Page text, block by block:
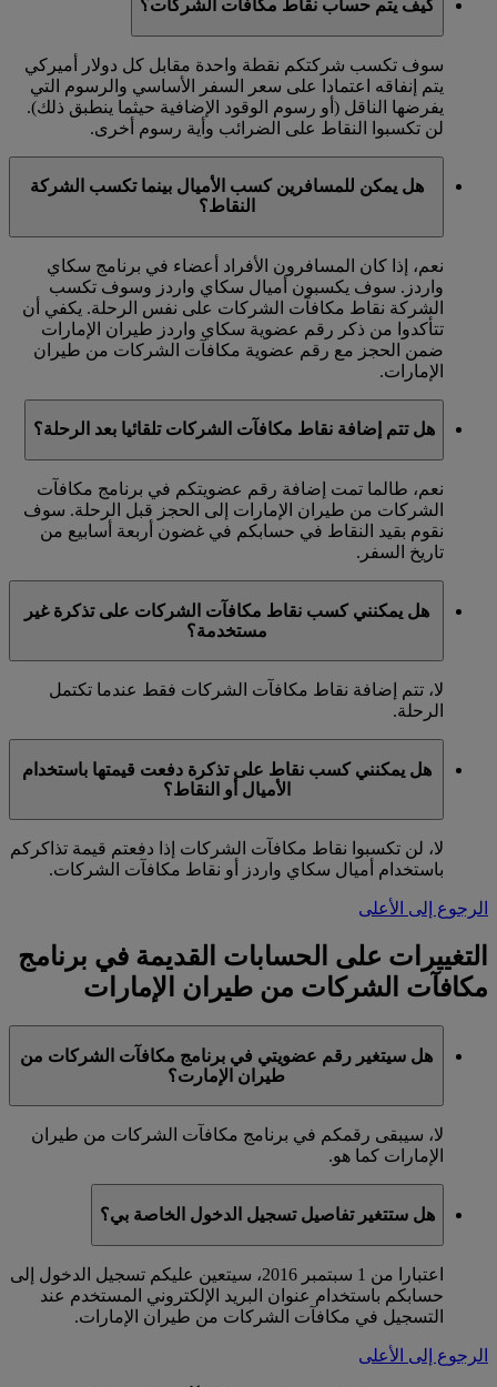
كيف يتم حساب نقاط مكافآت الشركات؟
سوف تكسب شركتكم نقطة واحدة مقابل كل دولار أميركي
يتم إنفاقه اعتمادا على سعر السفر الأساسي والرسوم التي
يفرضها الناقل (أو رسوم الوقود الإضافية حيثما ينطبق ذلك).
لن تكسبوا النقاط على الضرائب وأية رسوم أخرى.
هل يمكن للمسافرين كسب الأميال بينما تكسب الشركة
النقاط؟
نعم، إذا كان المسافرون الأفراد أعضاء في برنامج سكاي
واردز. سوف يكسبون أميال سكاي واردز وسوف تكسب
الشركة نقاط مكافآت الشركات على نفس الرحلة. يكفي أن
تتأكدوا من ذكر رقم عضوية سكاي واردز طيران الإمارات
ضمن الحجز مع رقم عضوية مكافآت الشركات من طيران
الإمارات.
هل تتم إضافة نقاط مكافآت الشركات تلقائيا بعد الرحلة؟
نعم، طالما تمت إضافة رقم عضويتكم في برنامج مكافآت
الشركات من طيران الإمارات إلى الحجز قبل الرحلة. سوف
نقوم بقيد النقاط في حسابكم في غضون أربعة أسابيع من
تاريخ السفر.
هل يمكنني كسب نقاط مكافآت الشركات على تذكرة غير
مستخدمة؟
لا، تتم إضافة نقاط مكافآت الشركات فقط عندما تكتمل
الرحلة.
هل يمكنني كسب نقاط على تذكرة دفعت قيمتها باستخدام
الأميال أو النقاط؟
لا، لن تكسبوا نقاط مكافآت الشركات إذا دفعتم قيمة تذاكركم
باستخدام أميال سكاي واردز أو نقاط مكافآت الشركات.
الرجوع إلى الأعلى
التغييرات على الحسابات القديمة في برنامج
مكافآت الشركات من طيران الإمارات
هل سيتغير رقم عضويتي في برنامج مكافآت الشركات من
طيران الإمارت؟
لا، سيبقى رقمكم في برنامج مكافآت الشركات من طيران
الإمارات كما هو.
هل ستتغير تفاصيل تسجيل الدخول الخاصة بي؟
اعتبارا من 1 سبتمبر 2016، سيتعين عليكم تسجيل الدخول إلى
حسابكم باستخدام عنوان البريد الإلكتروني المستخدم عند
التسجيل في مكافآت الشركات من طيران الإمارات.
الرجوع إلى الأعلى